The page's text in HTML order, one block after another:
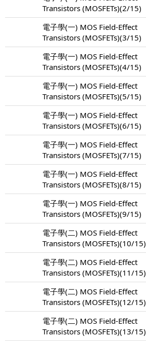
Transistors (MOSFETs)(2/15)
電子學(一) MOS Field-Effect
Transistors (MOSFETs)(3/15)
電子學(一) MOS Field-Effect
Transistors (MOSFETs)(4/15)
電子學(一) MOS Field-Effect
Transistors (MOSFETs)(5/15)
電子學(一) MOS Field-Effect
Transistors (MOSFETs)(6/15)
電子學(一) MOS Field-Effect
Transistors (MOSFETs)(7/15)
電子學(一) MOS Field-Effect
Transistors (MOSFETs)(8/15)
電子學(一) MOS Field-Effect
Transistors (MOSFETs)(9/15)
電子學(二) MOS Field-Effect
Transistors (MOSFETs)(10/15)
電子學(二) MOS Field-Effect
Transistors (MOSFETs)(11/15)
電子學(二) MOS Field-Effect
Transistors (MOSFETs)(12/15)
電子學(二) MOS Field-Effect
Transistors (MOSFETs)(13/15)